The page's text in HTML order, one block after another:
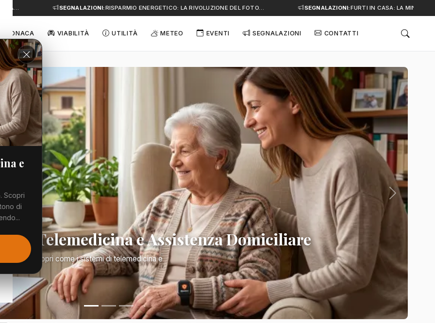
SEGNALAZIONI:RISPARMIO ENERGETICO: LA RIVOLUZIONE DEL FOTO… SEGNALAZIONI:FURTI IN CASA: LA MINACCIA
CRONACA VIABILITÀ UTILITÀ METEO EVENTI SEGNALAZIONI CONTATTI
e
Scopri
di
Telemedicina e Assistenza Domiciliare
di tutto. Scopri come i sistemi di telemedicina e
Successivo